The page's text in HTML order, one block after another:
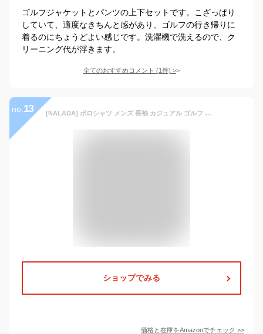
ゴルフジャケットとパンツの上下セットです。こざっぱり
していて、適度なきちんと感があり、ゴルフの行き帰りに
着るのにちょうどよい感じです。洗濯機で洗えるので、ク
リーニング代が浮きます。
全てのおすすめコメント (1件) >
no. 13 [NALADA] ポロシャツ メンズ 長袖 カジュアル ゴルフ ビジネス ルームウェア 部屋着 トップス L グレー
ショップでみる
価格と在庫をAmazonでチェック >>